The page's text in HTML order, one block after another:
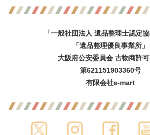
「一般社団法人 遺品整理士認定
「遺品整理優良事業所」
大阪府公安委員会 古物商許
第621151903360号
有限会社e-mart